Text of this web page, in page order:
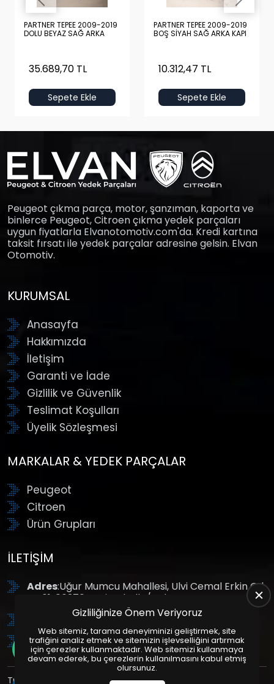
PARTNER TEPEE 2009-2019
DOLU BEYAZ SAĞ ARKA
35.689,70 TL
Sepete Ekle
PARTNER TEPEE 2009-2019
BOŞ SİYAH SAĞ ARKA KAPI
10.312,47 TL
Sepete Ekle
Peugeot çıkma parça, motor, şanzıman, kaporta ve
binlerce Peugeot, Citroen çıkma yedek parçaları
uygun fiyatlarla Elvanotomotiv.com'da. Kredi kartına
taksit fırsatı ile yedek parçalar adresine gelsin. Elvan
Otomotiv.
KURUMSAL
Anasayfa
Hakkımızda
İletişim
Garanti ve İade
Gizlilik ve Güvenlik
Teslimat Koşulları
Üyelik Sözleşmesi
MARKALAR & YEDEK PARÇALAR
Peugeot
Citroen
Ürün Grupları
İLETIŞIM
Adres:Uğur Mumcu Mahallesi, Ulvi Cemal Erkin Cd.
No:61, 06370 Yenimahalle/Ankara
: +90 (312) 354 8888
GSM: +90 (532) 343 4085
Tüm Hakları Saklıdır. | Bu site Us Yazılım
Gizliliğinize Önem Veriyoruz
Web sitemiz, tarama deneyiminizi geliştirmek, site
trafiğini analiz etmek ve sitemizin işlevselliğini artırmak
için çerezler kullanmaktadır. Web sitemizi kullanmaya
devam ederek, bu çerezlerin kullanılmasını kabul etmiş
olursunuz.